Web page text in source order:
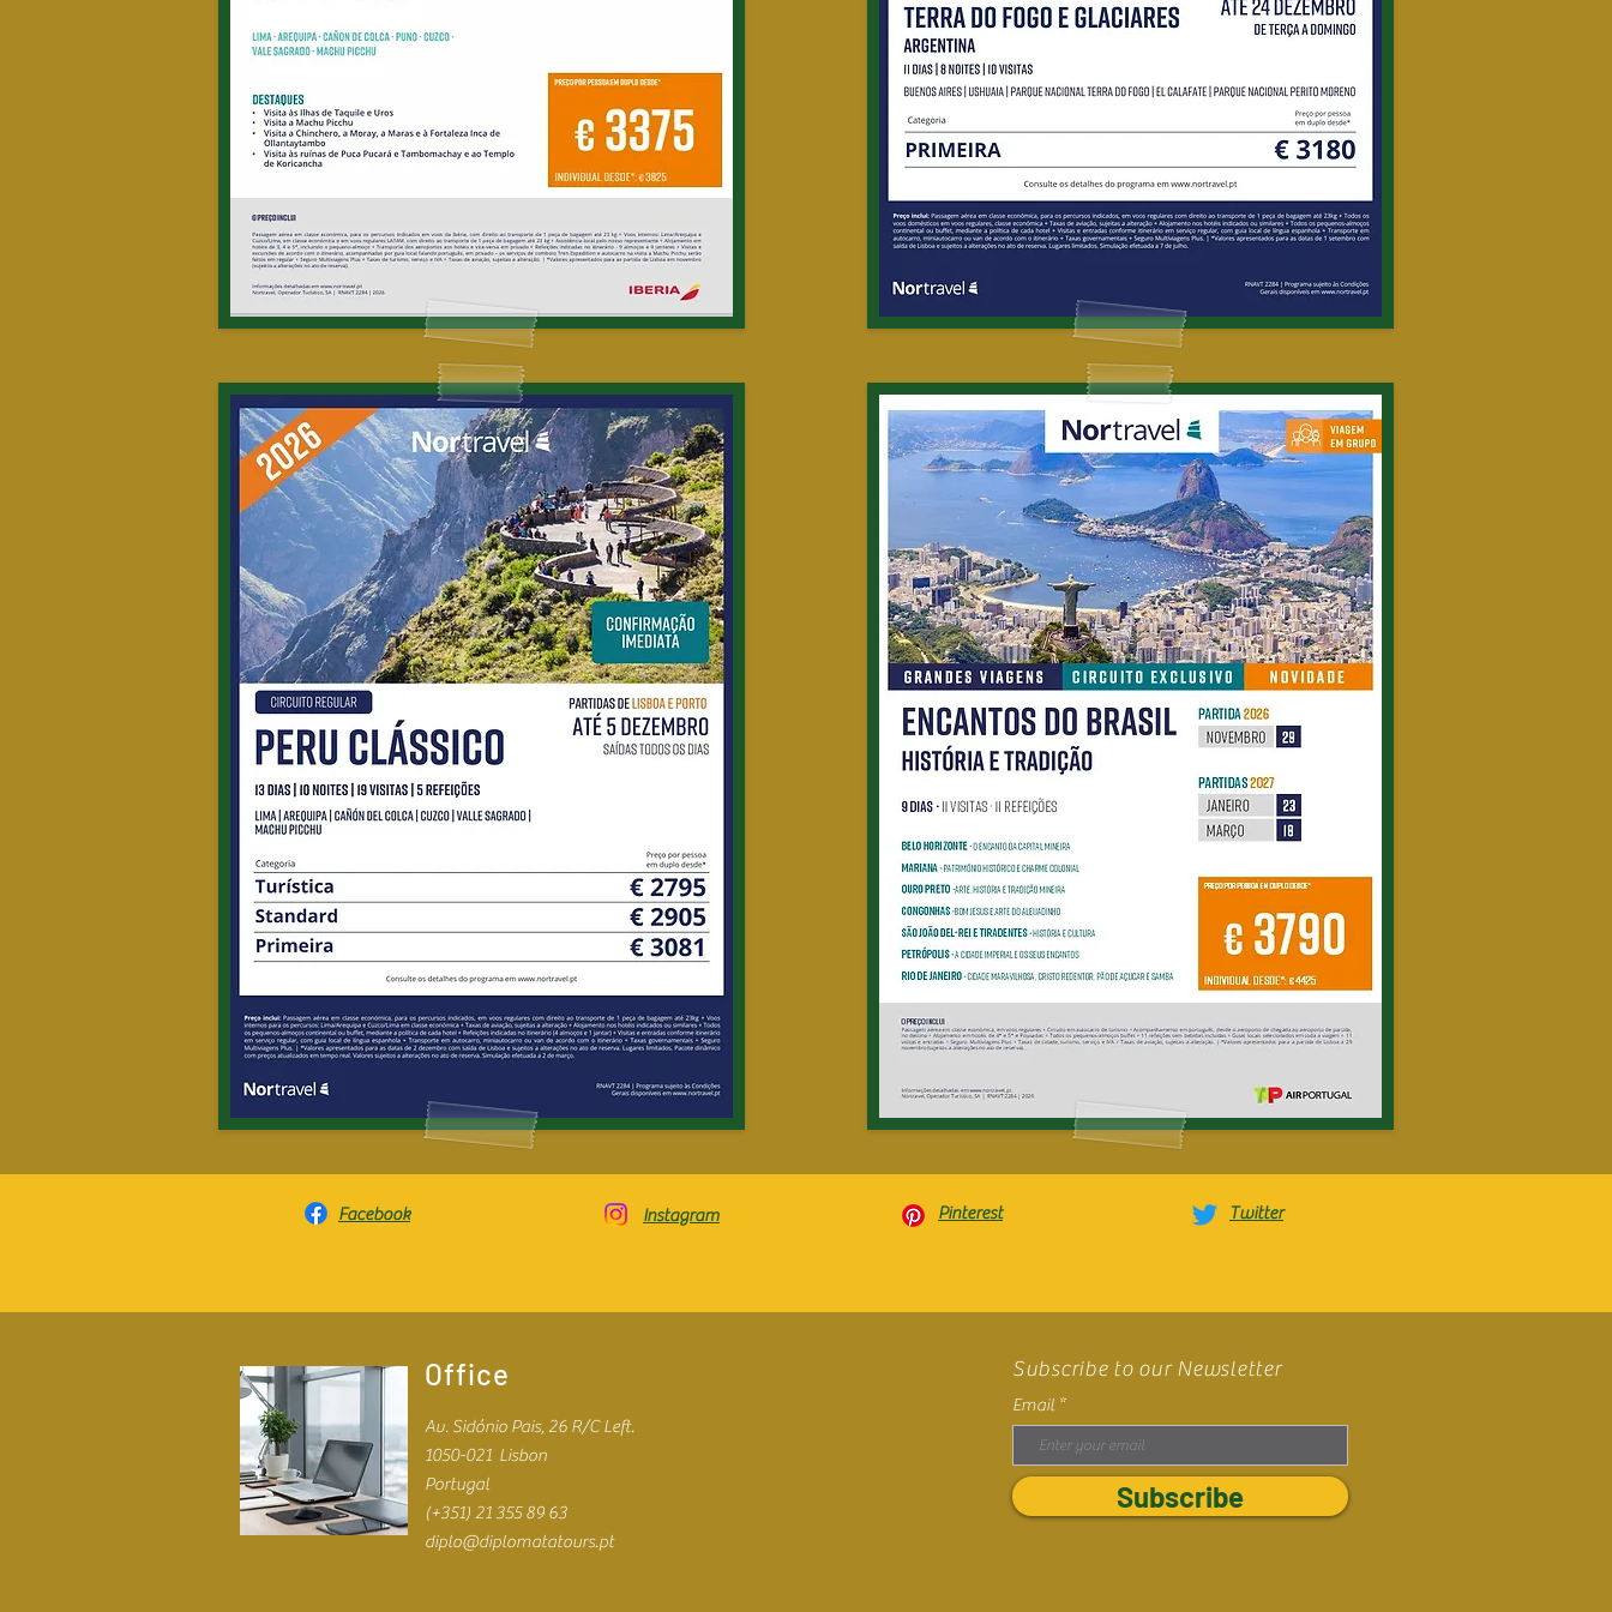
Facebook Instagram Pinterest Twitter
Office
Av. Sidónio Pais, 26 R/C Left.
1050-021 Lisbon
Portugal
(+351) 21 355 89 63
diplo@diplomatatours.pt
Subscribe to our Newsletter
Email
Subscribe